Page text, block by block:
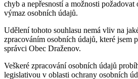
chyb a nepřesností a možnosti
výmaz osobních údajů.
Udělení tohoto souhlasu nemá vliv na
zpracováním osobních údajů, které jsem
správci Obec Draženov.
Veškeré zpracování osobních údajů
legislativou v oblasti ochrany osobních